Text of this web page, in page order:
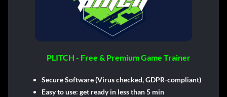
PLITCH - Free & Premium Game Trainer
Secure Software (Virus checked, GDPR-compliant)
Easy to use: get ready in less than 5 min